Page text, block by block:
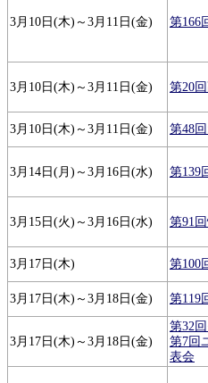
3月10日(木)～3月11日(金) 第166
3月10日(木)～3月11日(金) 第20
3月10日(木)～3月11日(金) 第48
3月14日(月)～3月16日(水) 第139
3月15日(火)～3月16日(水) 第91
3月17日(木) 第100
3月17日(木)～3月18日(金) 第119
3月17日(木)～3月18日(金)
第32
第7回
表会